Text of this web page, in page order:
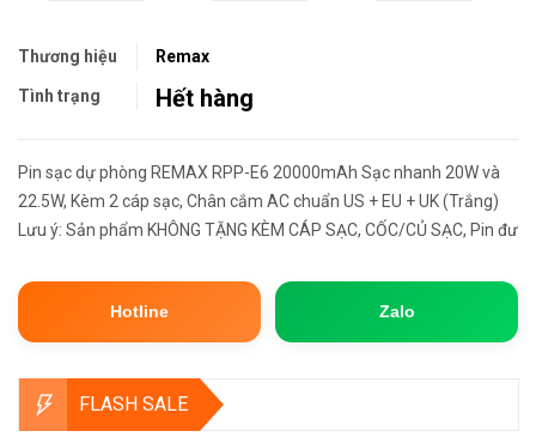
Thương hiệu Remax
Tình trạng Hết hàng
Pin sạc dự phòng REMAX RPP-E6 20000mAh Sạc nhanh 20W và
22.5W, Kèm 2 cáp sạc, Chân cắm AC chuẩn US + EU + UK (Trắng)
Lưu ý: Sản phẩm KHÔNG TẶNG KÈM CÁP SẠC, CỐC/CỦ SẠC, Pin
Hotline Zalo
FLASH SALE